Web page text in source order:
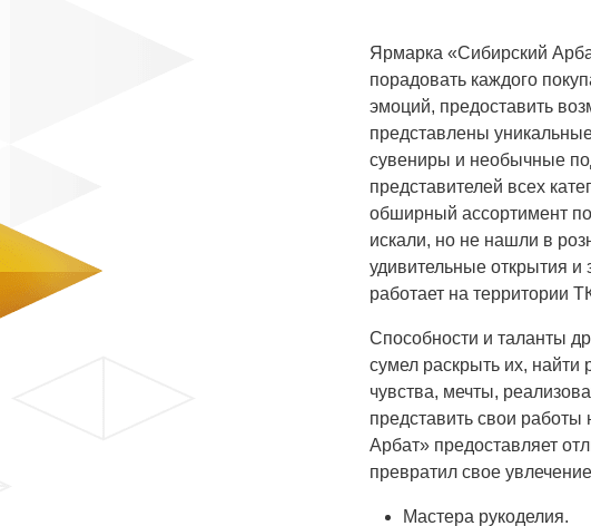
Ярмарка «Сибирский
порадовать каждого
эмоций, предоставить
представлены
сувениры и необычные
представителей всех
обширный ассортимент
искали, но не нашли в
удивительные открытия
работает на территории
Способности и таланты
сумел раскрыть их, найти
чувства, мечты,
представить свои
Арбат» предоставляет
превратил свое
Мастера рукоделия.